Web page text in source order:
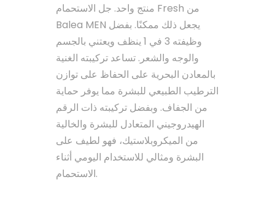
منتج واحد. جل الاستحمام Fresh من
Balea MEN يجعل ذلك ممكنًا. بفضل
وظيفته 3 في 1 ينظف ويعتني بالجسم
والوجه والشعر. تساعد تركيبته الغنية
بالمعادن البحرية على الحفاظ على توازن
الترطيب الطبيعي للبشرة مما يوفر حماية
من الجفاف. وبفضل تركيبته ذات الرقم
الهيدروجيني المتعادل للبشرة والخالية
من الميكروبلاستيك، فهو لطيف على
البشرة ومثالي للاستخدام اليومي أثناء
الاستحمام.